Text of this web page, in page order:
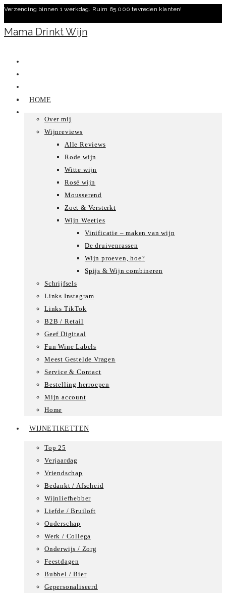
Ga
naar
inhoud
Verzending binnen 1 werkdag. Ruim 65.000 tevreden klanten!
Mama Drinkt Wijn
HOME
Over mij
Wijnreviews
Alle Reviews
Rode wijn
Witte wijn
Rosé wijn
Mousserend
Zoet & Versterkt
Wijn Weetjes
Vinificatie – maken van wijn
De druivenrassen
Wijn proeven, hoe?
Spijs & Wijn combineren
Schrijfsels
Links Instagram
Links TikTok
B2B / Retail
Geef Digitaal
Fun Wine Labels
Meest Gestelde Vragen
Service & Contact
Bestelling herroepen
Mijn account
Home
WIJNETIKETTEN
Top 25
Verjaardag
Vriendschap
Bedankt / Afscheid
Wijnliefhebber
Liefde / Bruiloft
Ouderschap
Werk / Collega
Onderwijs / Zorg
Feestdagen
Bubbel / Bier
Gepersonaliseerd